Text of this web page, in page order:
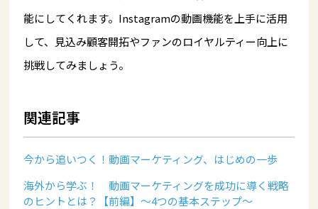
能にしてくれます。Instagramの動画機能を上手に活用
して、見込み顧客開拓やファンのロイヤルティー向上に
挑戦してみましょう。
関連記事
今から追いつく！動画マーケティング、はじめの一歩
海外から学ぶ！ 動画マーケティングを成功に導く戦略
のヒントとは？【前編】～4つの基本ステップ～